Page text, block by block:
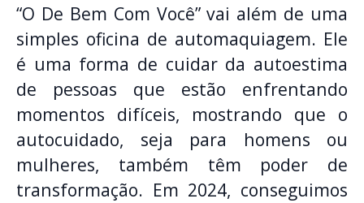
“O De Bem Com Você” vai além de uma
simples oficina de automaquiagem. Ele
é uma forma de cuidar da autoestima
de pessoas que estão enfrentando
momentos difíceis, mostrando que o
autocuidado, seja para homens ou
mulheres, também têm poder de
transformação. Em 2024, conseguimos